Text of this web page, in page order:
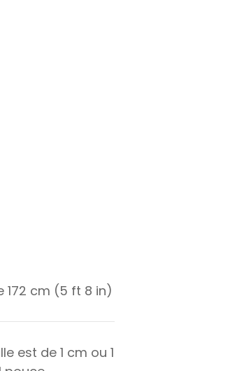
172 cm (5 ft 8 in)
est de1 cm ou1